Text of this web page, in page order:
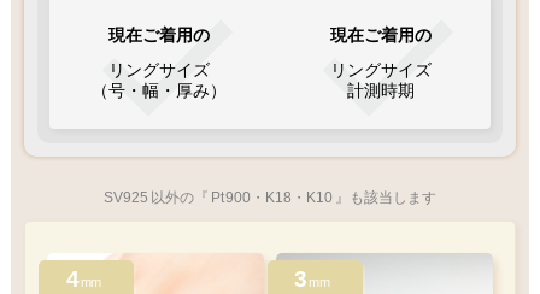
現在ご着用の
リングサイズ
（号・幅・厚み）
現在ご着用の
リングサイズ
計測時期
SV925 以外の『 Pt900・K18・K10 』も該当します
4mm 3 mm